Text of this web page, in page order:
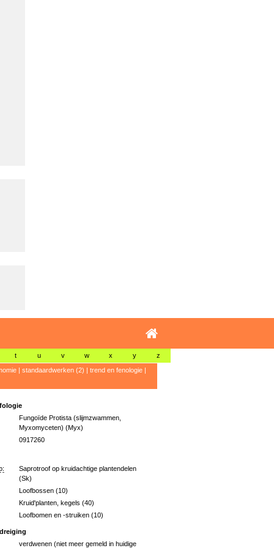
t u v w x y z
| standaardwerken (2) | trend en fenologie|
Fungoïde Protista (slijmzwammen,
Myxomyceten) (Myx)
0917260
Saprotroof op kruidachtige plantendelen
(Sk)
Loofbossen (10)
Kruid'planten, kegels (40)
Loofbomen en -struiken (10)
verdwenen (niet meer gemeld in huidige